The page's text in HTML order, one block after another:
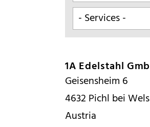
1A Edelstahl
Geisensheim 6
4632 Pichl bei Wels
Austria